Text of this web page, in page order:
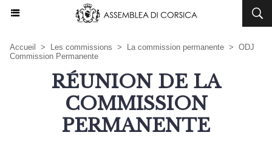
Accueil > Les commissions > La commission permanente > ODJ
Commission Permanente
RÉUNION DE LA
COMMISSION
PERMANENTE